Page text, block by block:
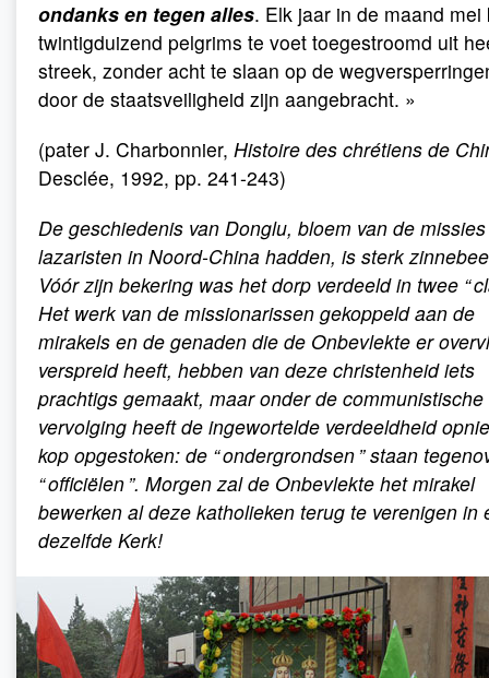
ondanks en tegen alles. Elk jaar in de maand mei
twintigduizend pelgrims te voet toegestroomd uit
streek, zonder acht te slaan op de
door de staatsveiligheid zijn aangebracht. »
(pater J. Charbonnier, Histoire des chrétiens de
Desclée, 1992, pp. 241-243)
De geschiedenis van Donglu, bloem van de
lazaristen in Noord-China hadden, is sterk
Vóór zijn bekering was het dorp verdeeld in twee “
Het werk van de missionarissen gekoppeld aan de
mirakels en de genaden die de Onbevlekte er
verspreid heeft, hebben van deze christenheid iets
prachtigs gemaakt, maar onder de communistische
vervolging heeft de ingewortelde verdeeldheid
kop opgestoken: de “ ondergrondsen ” staan
“ officiëlen ”. Morgen zal de Onbevlekte het mirakel
bewerken al deze katholieken terug te verenigen in
dezelfde Kerk!